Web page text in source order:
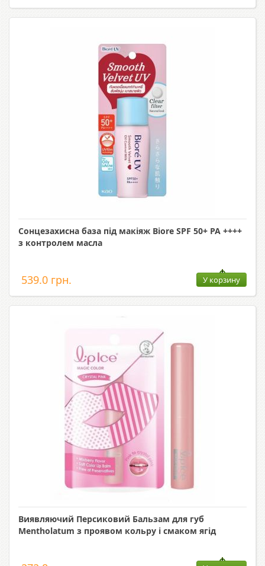
Сонцезахисна база під макіяж Biore SPF 50+ PA ++++
з контролем масла
539.0 грн. У корзину
Виявляючий Персиковий Бальзам для губ
Mentholatum з проявом кольру і смаком ягід